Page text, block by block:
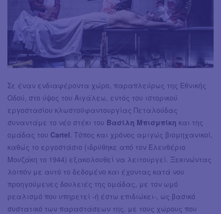
Σε έναν ενδιαφέροντα χώρο, παραπλεύρως της Εθνικής
Οδού, στο ύψος του Αιγάλεω, εντός του ιστορικού
εργοστασίου κλωστοϋφαντουργίας Πεταλούδας
συναντάμε το νέο στέκι του Βασίλη Μπισμπίκη και της
ομάδας του Cartel . Τόπος και χρόνος αμιγώς βιομηχανικοί,
καθώς το εργοστάσιο (ιδρύθηκε από τον Ελευθέριο
Μουζάκη το 1944) εξακολουθεί να λειτουργεί. Ξεκινώντας
λοιπόν με αυτό το δεδομένο και έχοντας κατά νου
προηγούμενες δουλειές της ομάδας, με τον ωμό
ρεαλισμό που υπηρετεί -ή έστω επιδιώκει-, ως βασικό
συστατικό των παραστάσεων της, με τους χώρους που